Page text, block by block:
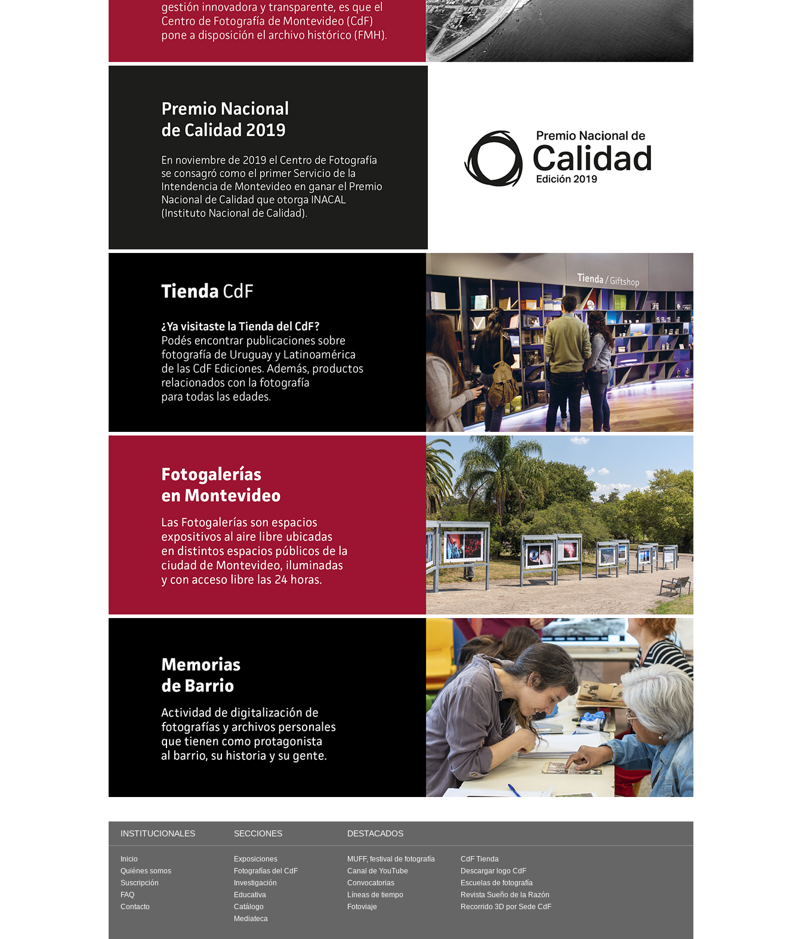
INSTITUCIONALES SECCIONES DESTACADOS
Inicio
Quiénes somos
Suscripción
FAQ
Contacto
Exposiciones
Fotografías del CdF
Investigación
Educativa
Catálogo
Mediateca
MUFF, festival de fotografía
Canal de YouTube
Convocatorias
Líneas de tiempo
Fotoviaje
CdF Tienda
Descargar logo CdF
Escuelas de fotografía
Revista Sueño de la Razón
Recorrido 3D por Sede CdF